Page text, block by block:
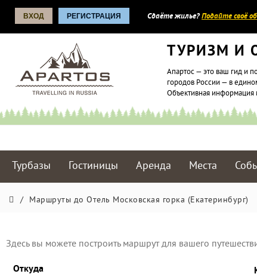
ВХОД РЕГИСТРАЦИЯ Сдаёте жилье?Подайте своё
ТУРИЗМ И
Апартос — это ваш гид и
городов России — в
Объективная
Турбазы Гостиницы Аренда Места
/ Маршруты до Отель Московская горка (Екатеринбург)
Здесь вы можете построить маршрут для вашего
Откуда